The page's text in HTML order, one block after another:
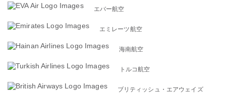
エバー航空
エミレーツ航空
海南航空
トルコ航空
ブリティッシュ・エアウェイズ